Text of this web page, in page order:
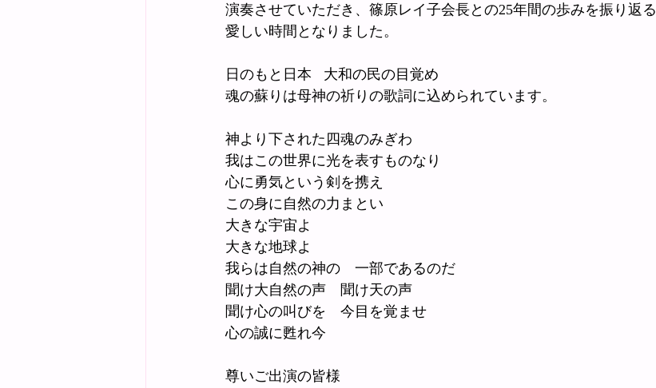
演奏させていただき、篠原レイ子会長との25年間の歩みを振り返る
愛しい時間となりました。
日のもと日本   大和の民の目覚め
魂の蘇りは母神の祈りの歌詞に込められています。
神より下された四魂のみぎわ
我はこの世界に光を表すものなり
心に勇気という剣を携え
この身に自然の力まとい
大きな宇宙よ
大きな地球よ
我らは自然の神の　一部であるのだ
聞け大自然の声　聞け天の声
聞け心の叫びを　今目を覚ませ
心の誠に甦れ今
尊いご出演の皆様